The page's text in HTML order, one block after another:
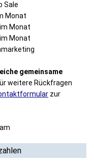
Sale
Monat
Monat
Monat
gemeinsame
weitere Rückfragen
zur